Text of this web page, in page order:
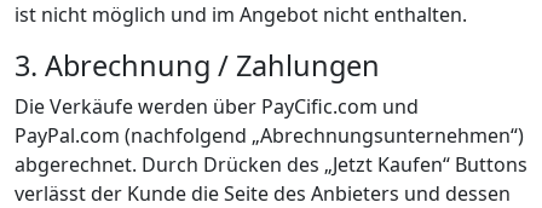
ist nicht möglich und im Angebot nicht enthalten.
3. Abrechnung / Zahlungen
Die Verkäufe werden über PayCific.com und
PayPal.com (nachfolgend „Abrechnungsunternehmen“)
abgerechnet. Durch Drücken des „Jetzt Kaufen“ Buttons
verlässt der Kunde die Seite des Anbieters und dessen